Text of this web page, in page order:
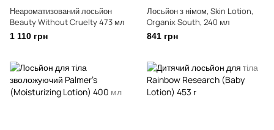
Неароматизований лосьйон
Beauty Without Cruelty 473 мл
1 110 грн
Лосьйон з німом, Skin Lotion,
Organix South, 240 мл
841 грн